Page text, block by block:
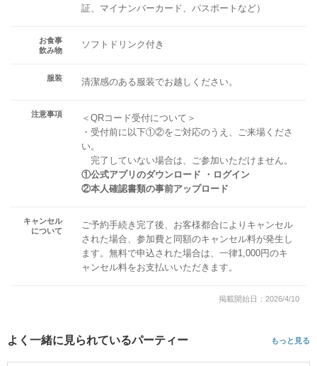
証、マイナンバーカード、パスポートなど）
お食事
飲み物
ソフトドリンク付き
服装 清潔感のある服装でお越しください。
注意事項
＜QRコード受付について＞
・受付前に以下①②をご対応のうえ、ご来場くださ
い。
完了していない場合は、ご参加いただけません。
①公式アプリのダウンロード ・ログイン
②本人確認書類の事前アップロード
キャンセル
について
ご予約手続き完了後、お客様都合によりキャンセル
された場合、参加費と同額のキャンセル料が発生し
ます。無料で申込された場合は、一律1,000円のキ
ャンセル料をお支払いいただきます。
掲載開始日：2026/4/10
よく一緒に見られているパーティー もっと見る